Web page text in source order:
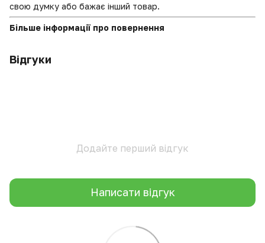
свою думку або бажає інший товар.
Більше інформації про повернення
Відгуки
Додайте перший відгук
Написати відгук